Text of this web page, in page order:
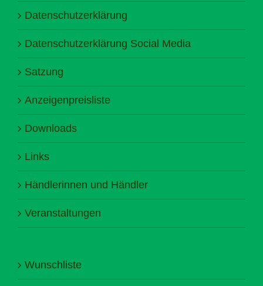
Datenschutzerklärung
Datenschutzerklärung Social Media
Satzung
Anzeigenpreisliste
Downloads
Links
Händlerinnen und Händler
Veranstaltungen
Wunschliste